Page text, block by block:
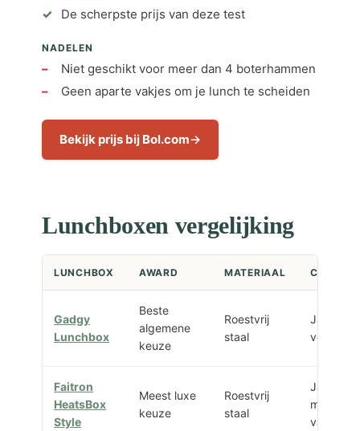
De scherpste prijs van deze test
NADELEN
Niet geschikt voor meer dan 4 boterhammen
Geen aparte vakjes om je lunch te scheiden
Bekijk prijs bij Bol.com
Lunchboxen vergelijking
LUNCHBOX AWARD MATERIAAL
Gadgy
Lunchbox
Beste
algemene
keuze
Roestvrij
staal
Ja, losse
verdeler
Faitron
HeatsBox
Style
Meest luxe
keuze
Roestvrij
staal
Ja,
meerdere
vakken